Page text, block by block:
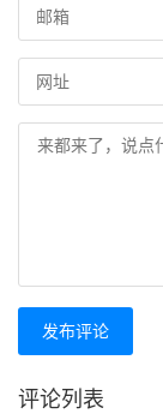
发布评论
评论列表